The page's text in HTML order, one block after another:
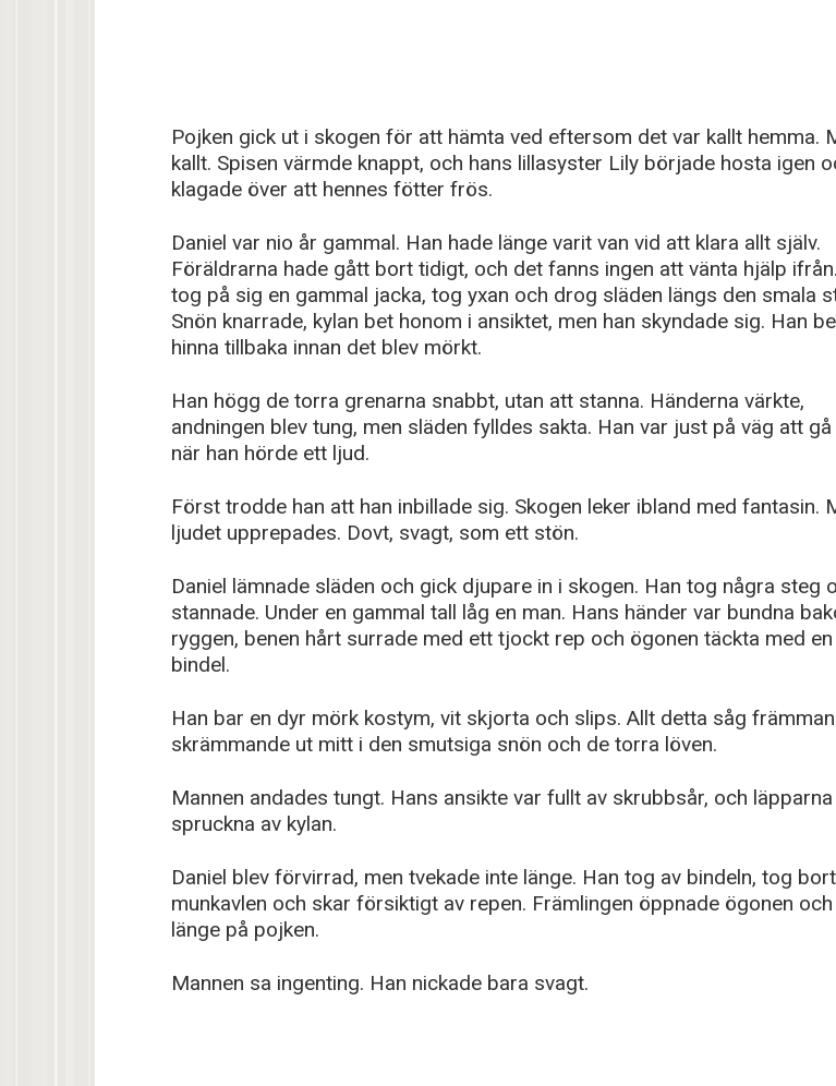
Pojken gick ut i skogen för att hämta ved eftersom det var kallt hemma.
kallt. Spisen värmde knappt, och hans lillasyster Lily började hosta igen
klagade över att hennes fötter frös.
Daniel var nio år gammal. Han hade länge varit van vid att klara allt själv.
Föräldrarna hade gått bort tidigt, och det fanns ingen att vänta hjälp
tog på sig en gammal jacka, tog yxan och drog släden längs den smala
Snön knarrade, kylan bet honom i ansiktet, men han skyndade sig. Han
hinna tillbaka innan det blev mörkt.
Han högg de torra grenarna snabbt, utan att stanna. Händerna värkte,
andningen blev tung, men släden fylldes sakta. Han var just på väg att
när han hörde ett ljud.
Först trodde han att han inbillade sig. Skogen leker ibland med fantasin.
ljudet upprepades. Dovt, svagt, som ett stön.
Daniel lämnade släden och gick djupare in i skogen. Han tog några steg
stannade. Under en gammal tall låg en man. Hans händer var bundna
ryggen, benen hårt surrade med ett tjockt rep och ögonen täckta med
bindel.
Han bar en dyr mörk kostym, vit skjorta och slips. Allt detta såg
skrämmande ut mitt i den smutsiga snön och de torra löven.
Mannen andades tungt. Hans ansikte var fullt av skrubbsår, och
spruckna av kylan.
Daniel blev förvirrad, men tvekade inte länge. Han tog av bindeln, tog bort
munkavlen och skar försiktigt av repen. Främlingen öppnade ögonen
länge på pojken.
Mannen sa ingenting. Han nickade bara svagt.